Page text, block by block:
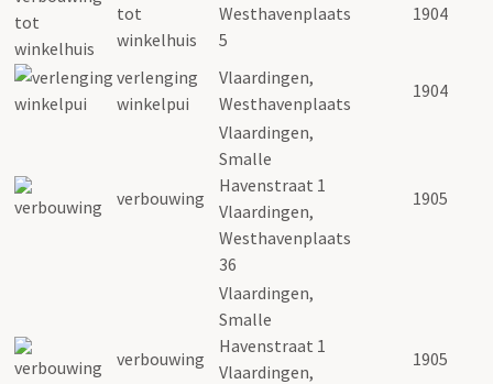
tot
winkelhuis
Westhavenplaats
5
1904
verlenging
winkelpui
Vlaardingen,
Westhavenplaats
1904
verbouwing
Vlaardingen,
Smalle
Havenstraat 1
Vlaardingen,
Westhavenplaats
36
1905
verbouwing
Vlaardingen,
Smalle
Havenstraat 1
Vlaardingen,
1905